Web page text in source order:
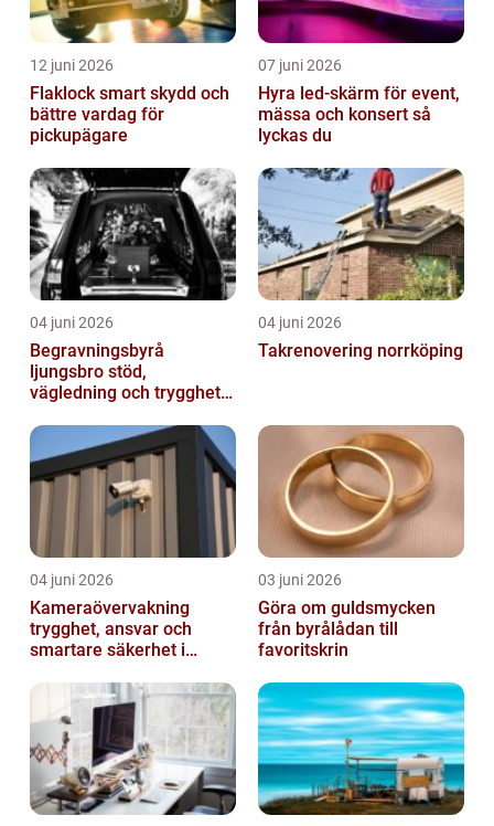
12 juni 2026
Flaklock smart skydd och
bättre vardag för
pickupägare
07 juni 2026
Hyra led-skärm för event,
mässa och konsert så
lyckas du
04 juni 2026
Begravningsbyrå
ljungsbro stöd,
vägledning och trygghet
04 juni 2026
Takrenovering norrköping
04 juni 2026
Kameraövervakning
trygghet, ansvar och
smartare säkerhet i
03 juni 2026
Göra om guldsmycken
från byrålådan till
favoritskrin